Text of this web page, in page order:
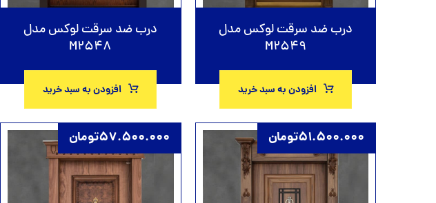
درب ضد سرقت لوکس مدل
M2549
افزودن به سبد خرید
درب ضد سرقت لوکس مدل
M2548
افزودن به سبد خرید
51.500.000تومان 57.500.000تومان